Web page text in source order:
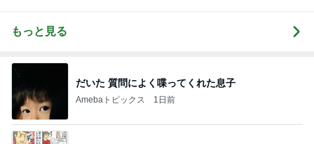
もっと見る
だいた 質問によく喋ってくれた息子
Amebaトピックス 1日前